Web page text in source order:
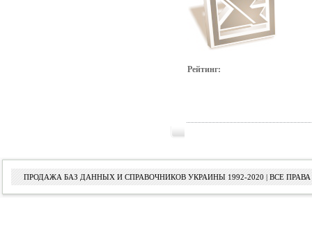
Рейтинг:
ПРОДАЖА БАЗ ДАННЫХ И СПРАВОЧНИКОВ УКРАИНЫ 1992-2020 | ВСЕ